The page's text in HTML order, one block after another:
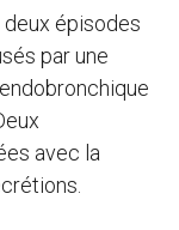
deux épisodes
par une
avec la